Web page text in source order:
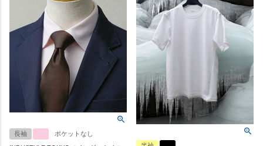
長袖
ポケットなし